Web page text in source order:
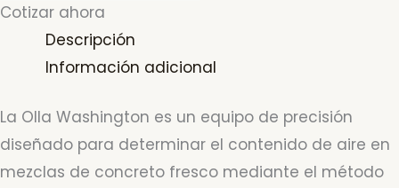
Cotizar ahora
Descripción
Información adicional
La Olla Washington es un equipo de precisión
diseñado para determinar el contenido de aire en
mezclas de concreto fresco mediante el método